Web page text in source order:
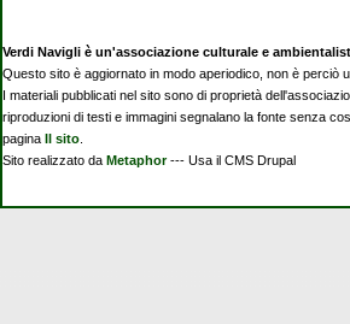
Verdi Navigli è un'associazione culturale e
Questo sito è aggiornato in modo aperiodico, non è perciò
I materiali pubblicati nel sito sono di proprietà
riproduzioni di testi e immagini segnalano la fonte senza
pagina
Il sito.
Sito realizzato da Metaphor--- Usa il CMS Drupal